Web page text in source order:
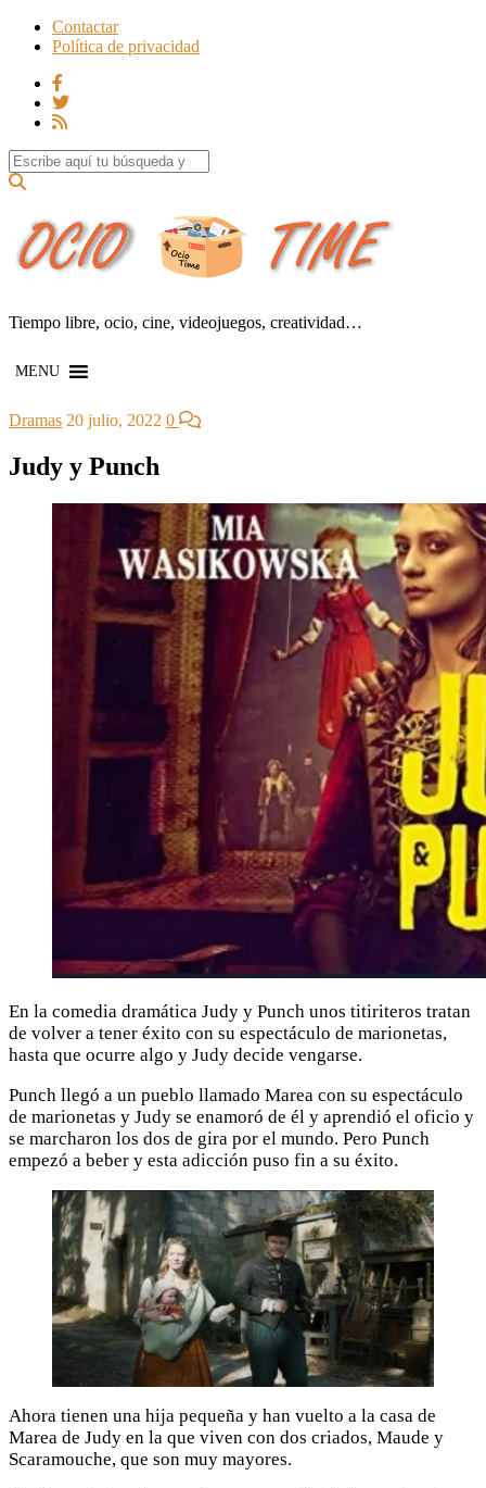
Contactar
Política de privacidad
Search for:
Tiempo libre, ocio, cine, videojuegos, creatividad…
MENU
Dramas 20 julio, 2022 0
Judy y Punch
En la comedia dramática Judy y Punch unos titiriteros tratan
de volver a tener éxito con su espectáculo de marionetas,
hasta que ocurre algo y Judy decide vengarse.
Punch llegó a un pueblo llamado Marea con su espectáculo
de marionetas y Judy se enamoró de él y aprendió el oficio y
se marcharon los dos de gira por el mundo. Pero Punch
empezó a beber y esta adicción puso fin a su éxito.
Ahora tienen una hija pequeña y han vuelto a la casa de
Marea de Judy en la que viven con dos criados, Maude y
Scaramouche, que son muy mayores.